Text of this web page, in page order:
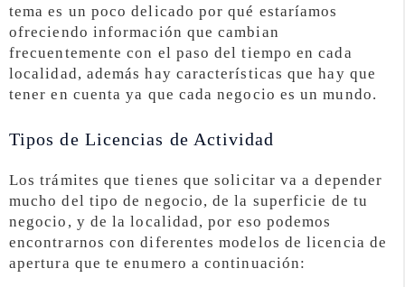
tema es un poco delicado por qué estaríamos
ofreciendo información que cambian
frecuentemente con el paso del tiempo en cada
localidad, además hay características que hay que
tener en cuenta ya que cada negocio es un mundo.
Tipos de Licencias de Actividad
Los trámites que tienes que solicitar va a depender
mucho del tipo de negocio, de la superficie de tu
negocio, y de la localidad, por eso podemos
encontrarnos con diferentes modelos de licencia de
apertura que te enumero a continuación: